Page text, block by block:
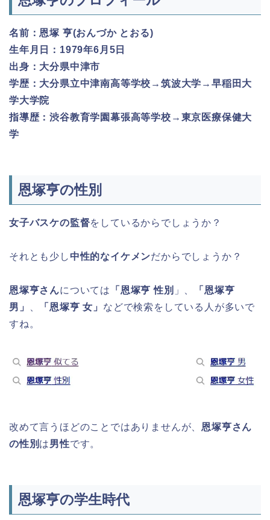
名前：恩塚 亨(おんづか とおる)
生年月日：1979年6月5日
出身：大分県中津市
学歴：大分県立中津南高等学校→筑波大学→早稲田大
学大学院
指導歴：渋谷教育学園幕張高等学校→東京医療保健大
学
恩塚亨の性別
女子バスケの監督をしているからでしょうか？
それとも少し 中性的なイケメンだからでしょうか？
恩塚亨さんについては 「恩塚亨 性別 」、
「恩塚亨
男」
「恩塚亨 女」 などで検索をしている人が多いで
すね。
改めて言うほどのことではありませんが、 恩塚亨さん
の性別 は男性です。
恩塚亨の学生時代